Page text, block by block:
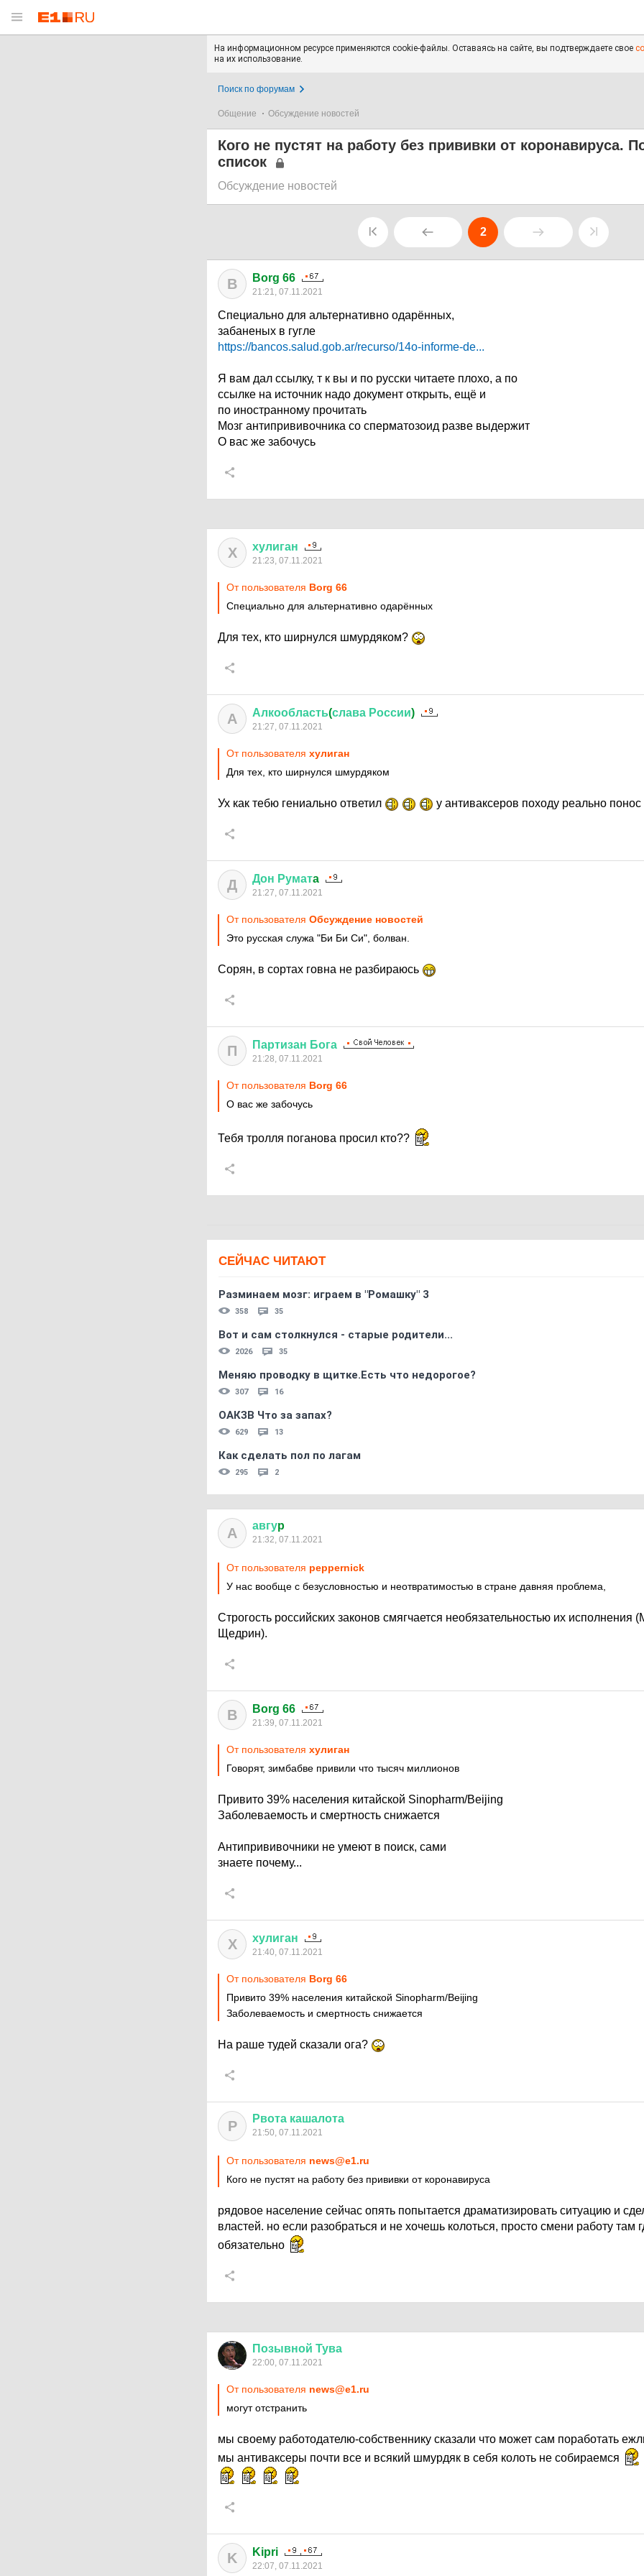
На информационном ресурсе применяются cookie-файлы. Оставаясь на сайте, вы подтверждаете свое
на их использование.
Поиск по форумам
Общение Обсуждение новостей
Кого не пустят на работу без прививки от коронавируса.
список
Обсуждение новостей
2
B Borg 66
21:21, 07.11.2021
Специально для альтернативно одарённых,
забаненых в гугле
https://bancos.salud.gob.ar/recurso/14o-informe-de...
Я вам дал ссылку, т к вы и по русски читаете плохо, а по
ссылке на источник надо документ открыть, ещё и
по иностранному прочитать
Мозг антипрививочника со сперматозоид разве выдержит
О вас же забочусь
Х хулиган
21:23, 07.11.2021
От пользователя Borg 66
Специально для альтернативно одарённых
Для тех, кто ширнулся шмурдяком?
А Алкообласть(слава России)
21:27, 07.11.2021
От пользователя хулиган
Для тех, кто ширнулся шмурдяком
Ух как тебю гениально ответил у антиваксеров походу реально понос
Д Дон Руматa
21:27, 07.11.2021
От пользователя Обсуждение новостей
Это русская служа "Би Би Си", болван.
Сорян, в сортах говна не разбираюсь
П Партизан Бога
21:28, 07.11.2021
От пользователя Borg 66
О вас же забочусь
Тебя тролля поганова просил кто??
СЕЙЧАС ЧИТАЮТ
Разминаем мозг: играем в "Ромашку" 3
358 35
Вот и сам столкнулся - старые родители...
2026 35
Меняю проводку в щитке.Есть что недорогое?
307 16
ОАКЗВ Что за запах?
629 13
Как сделать пол по лагам
295 2
А авгуp
21:32, 07.11.2021
От пользователя peppernick
У нас вообще с безусловностью и неотвратимостью в стране давняя проблема,
Строгость российских законов смягчается необязательностью их исполнения
Щедрин).
B Borg 66
21:39, 07.11.2021
От пользователя хулиган
Говорят, зимбабве привили что тысяч миллионов
Привито 39% населения китайской Sinopharm/Beijing
Заболеваемость и смертность снижается
Антипрививочники не умеют в поиск, сами
знаете почему...
Х хулиган
21:40, 07.11.2021
От пользователя Borg 66
Привито 39% населения китайской Sinopharm/Beijing
Заболеваемость и смертность снижается
На раше тудей сказали ога?
Р Рвота кашалота
21:50, 07.11.2021
От пользователя news@e1.ru
Кого не пустят на работу без прививки от коронавируса
рядовое население сейчас опять попытается драматизировать ситуацию и
властей. но если разобраться и не хочешь колоться, просто смени работу там
обязательно
Позывной Тува
22:00, 07.11.2021
От пользователя news@e1.ru
могут отстранить
мы своему работодателю-собственнику сказали что может сам поработать
мы антиваксеры почти все и всякий шмурдяк в себя колоть не собираемся
K Kipri
22:07, 07.11.2021